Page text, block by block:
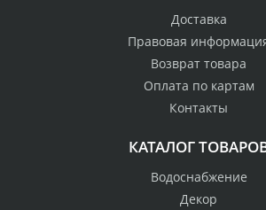
Доставка
Правовая
Возврат товара
Оплата по картам
Контакты
КАТАЛОГ
Водоснабжение
Декор